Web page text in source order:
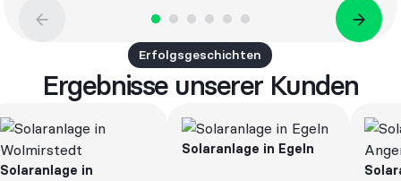
Erfolgsgeschichten
Ergebnisse unserer Kunden
in
Solaranlage in Egeln